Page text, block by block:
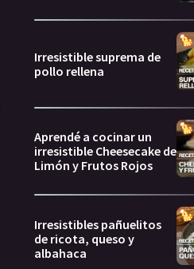
Irresistible suprema de
pollo rellena
Aprendé a cocinar un
irresistible Cheesecake de
Limón y Frutos Rojos
Irresistibles pañuelitos
de ricota, queso y
albahaca